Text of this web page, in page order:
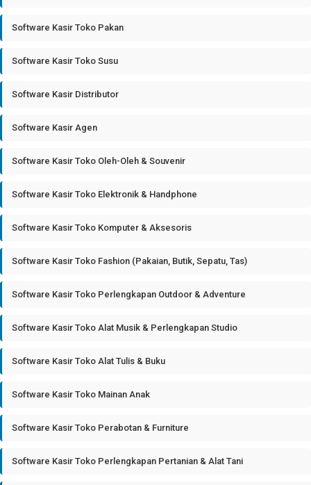
Software Kasir Toko Pakan
Software Kasir Toko Susu
Software Kasir Distributor
Software Kasir Agen
Software Kasir Toko Oleh-Oleh & Souvenir
Software Kasir Toko Elektronik & Handphone
Software Kasir Toko Komputer & Aksesoris
Software Kasir Toko Fashion (Pakaian, Butik, Sepatu, Tas)
Software Kasir Toko Perlengkapan Outdoor & Adventure
Software Kasir Toko Alat Musik & Perlengkapan Studio
Software Kasir Toko Alat Tulis & Buku
Software Kasir Toko Mainan Anak
Software Kasir Toko Perabotan & Furniture
Software Kasir Toko Perlengkapan Pertanian & Alat Tani